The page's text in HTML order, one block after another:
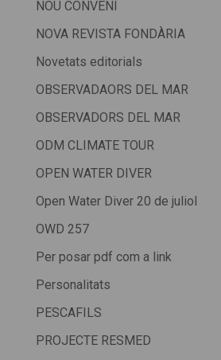
NOU CONVENI
NOVA REVISTA FONDÀRIA
Novetats editorials
OBSERVADAORS DEL MAR
OBSERVADORS DEL MAR
ODM CLIMATE TOUR
OPEN WATER DIVER
Open Water Diver 20 de juliol
OWD 257
Per posar pdf com a link
Personalitats
PESCAFILS
PROJECTE RESMED